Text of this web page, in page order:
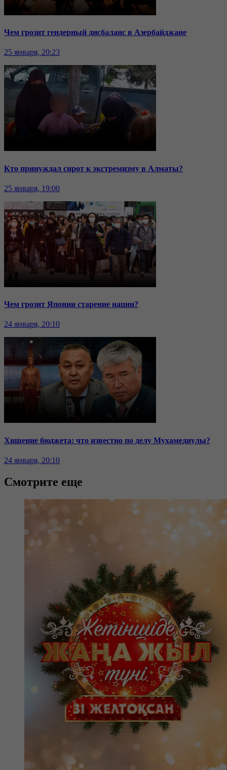
Чем грозит гендерный дисбаланс в Азербайджане
25 января, 20:23
Кто принуждал сирот к экстремизму в Алматы?
25 января, 19:00
Чем грозит Японии старение нации?
24 января, 20:10
Хищение бюджета: что известно по делу Мухамедиулы?
24 января, 20:10
Смотрите еще